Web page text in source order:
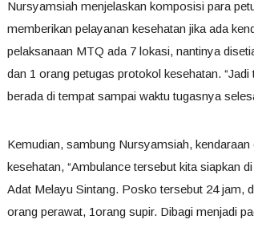
Nursyamsiah menjelaskan komposisi para
memberikan pelayanan kesehatan jika ada
pelaksanaan MTQ ada 7 lokasi, nantinya
dan 1 orang petugas protokol kesehatan.
berada di tempat sampai waktu tugasnya
Kemudian, sambung Nursyamsiah,
kesehatan, “Ambulance tersebut kita siapkan
Adat Melayu Sintang. Posko tersebut 24 jam,
orang perawat, 1orang supir. Dibagi menjadi